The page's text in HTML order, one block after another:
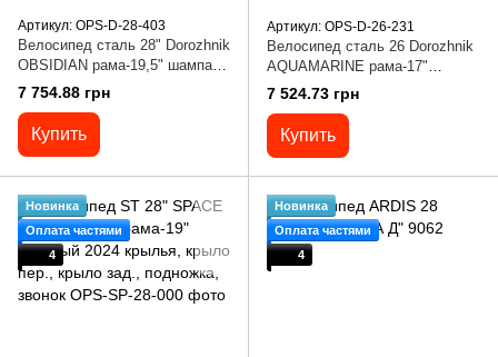
Артикул: OPS-D-28-403
Велосипед сталь 28" Dorozhnik
OBSIDIAN рама-19,5" шампань
с багажником задн St с
корзиной Pl с
7 754.88 грн
Купить
Артикул: OPS-D-26-231
Велосипед сталь 26 Dorozhnik
AQUAMARINE рама-17"
бордовый с багажником задн.
St с корзиной Pl с крылом
7 524.73 грн
Купить
Новинка
Оплата частями
4
Новинка
Оплата частями
4